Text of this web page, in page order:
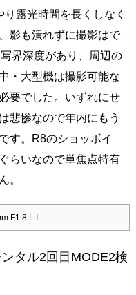
露光時間を長くしなく
影も潰れずに撮影はで
界深度があり、周辺の
・大型機は撮影可能な
要でした。いずれにせ
悲惨なので年内にもう
す。R8のショッボイ
らいなので単焦点特有
。
F1.8 L I ...
タル2回目MODE2検